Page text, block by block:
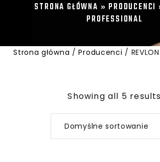
STRONA GŁÓWNA » PRODUCENCI
PROFESSIONAL
Strona główna /Producenci /
Showing all 5 results
Domyślne sortowanie